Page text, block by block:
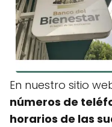
En nuestro sitio
números de
horarios de las